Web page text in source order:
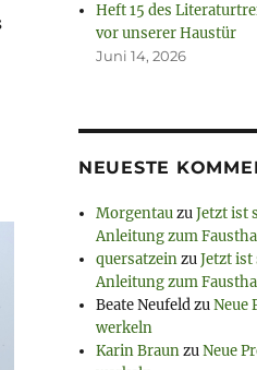
Heft 15 des
vor unserer Haustür
Juni 14, 2026
NEUESTE
MorgentauzuJetzt ist
Anleitung zum
quersatzeinzuJetzt
Anleitung zum
Beate NeufeldzuNeue
werkeln
Karin BraunzuNeue